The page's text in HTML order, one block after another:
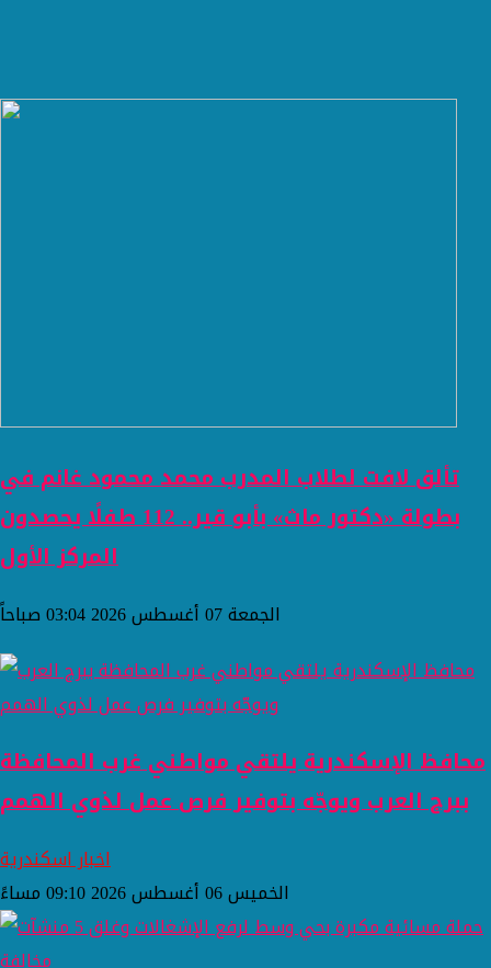
تألق لافت لطلاب المدرب محمد محمود غانم في
بطولة «دكتور ماث» بأبو قير.. 112 طفلًا يحصدون
المركز الأول
الجمعة 07 أغسطس 2026 03:04 صباحاً
محافظ الإسكندرية يلتقي مواطني غرب المحافظة
ببرج العرب ويوجّه بتوفير فرص عمل لذوي الهمم
اخبار اسكندرية
الخميس 06 أغسطس 2026 09:10 مساءً